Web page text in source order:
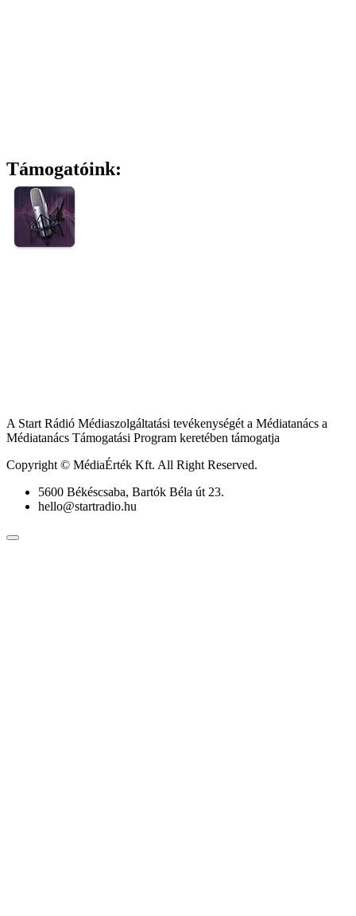
Támogatóink:
A Start Rádió Médiaszolgáltatási tevékenységét a Médiatanács a
Médiatanács Támogatási Program keretében támogatja
Copyright © MédiaÉrték Kft. All Right Reserved.
5600 Békéscsaba, Bartók Béla út 23.
hello@startradio.hu